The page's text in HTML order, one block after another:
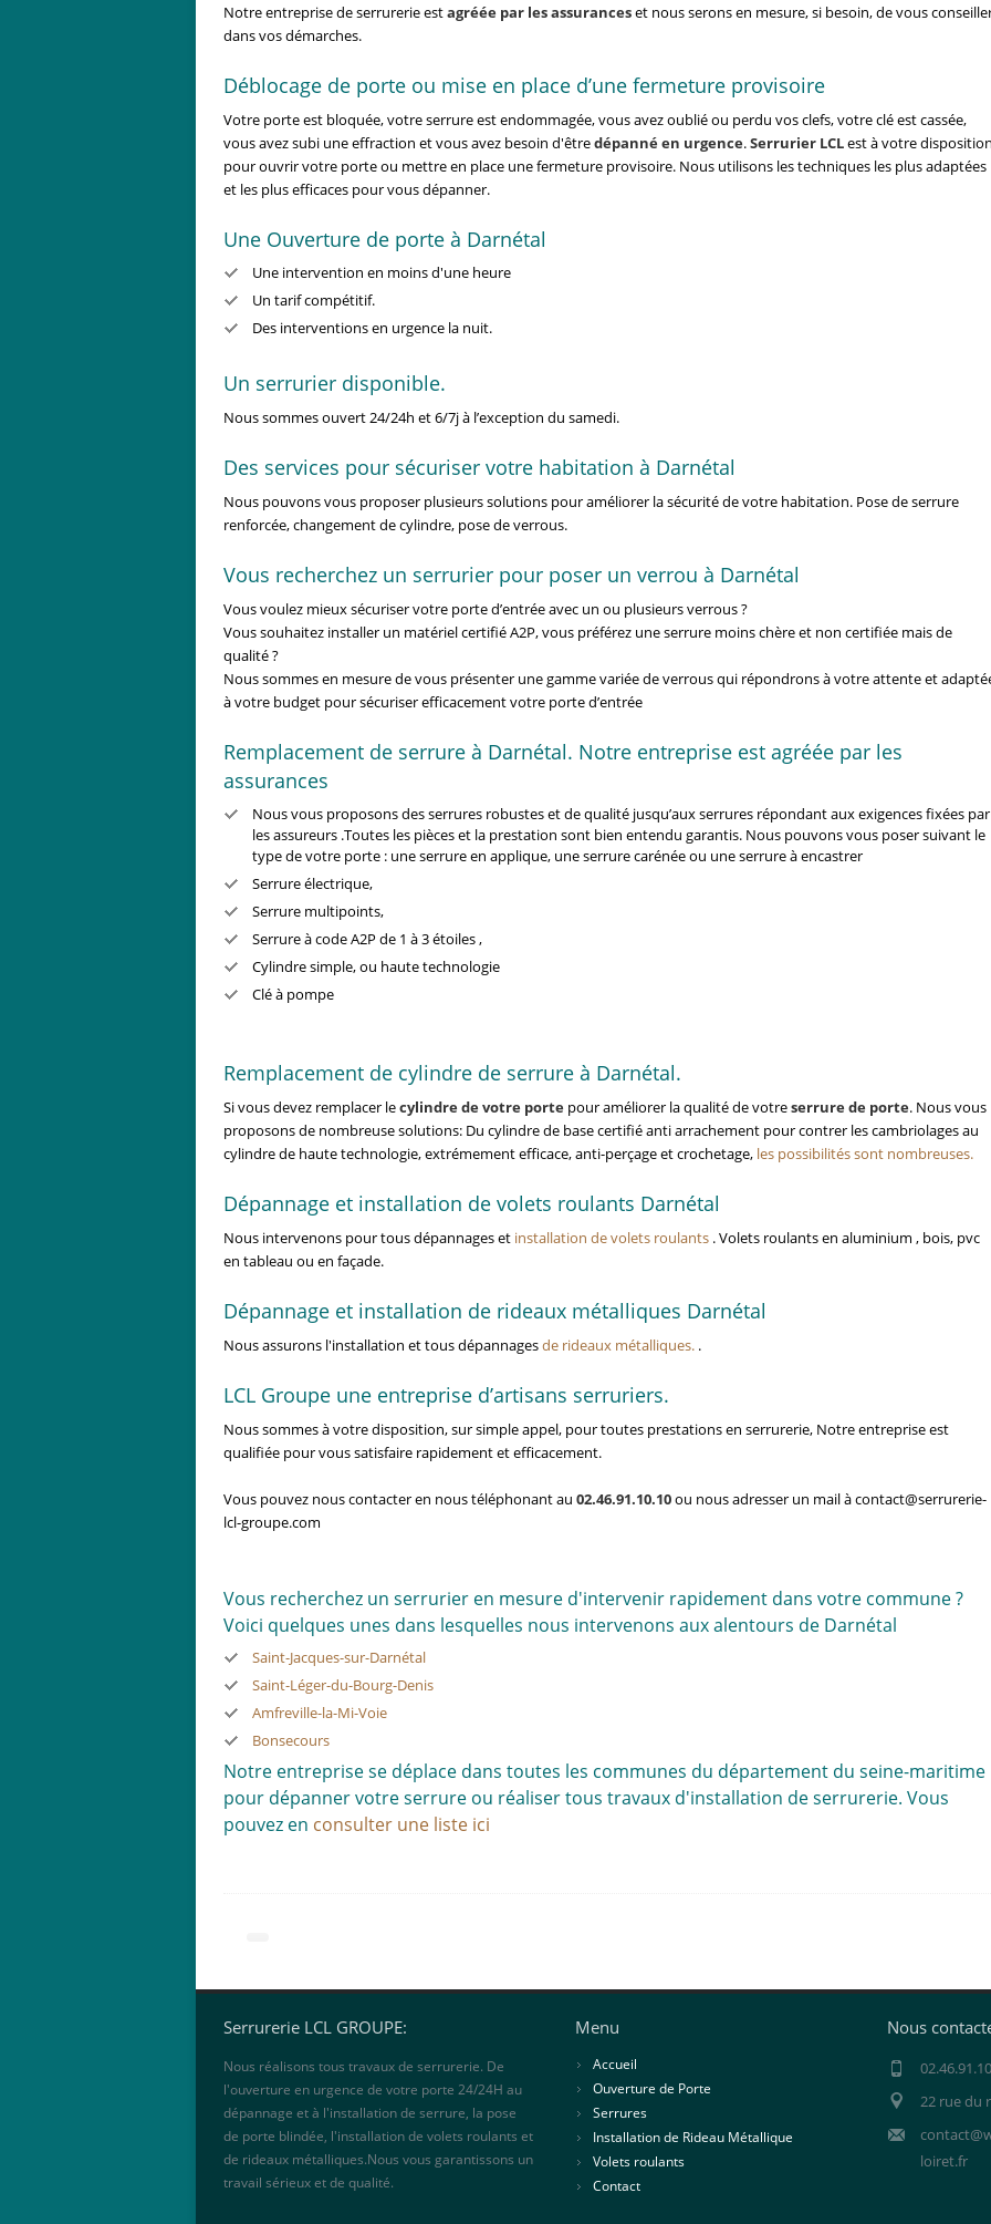
Notre entreprise de serrurerie estagréée par les assuranceset nous serons en mesure, si besoin, de vous
dans vos démarches.
Déblocage de porte ou mise en place d’une fermeture provisoire
Votre porte est bloquée, votre serrure est endommagée, vous avez oublié ou perdu vos clefs, votre clé est cassée,
vous avez subi une effraction et vous avez besoin d'êtredépanné en urgence.Serrurier LCLest à votre
pour ouvrir votre porte ou mettre en place une fermeture provisoire. Nous utilisons les techniques les plus adaptées
et les plus efficaces pour vous dépanner.
Une Ouverture de porte à Darnétal
Une intervention en moins d'une heure
Un tarif compétitif.
Des interventions en urgence la nuit.
Un serrurier disponible.
Nous sommes ouvert 24/24h et 6/7j à l’exception du samedi.
Des services pour sécuriser votre habitation à Darnétal
Nous pouvons vous proposer plusieurs solutions pour améliorer la sécurité de votre habitation. Pose de serrure
renforcée, changement de cylindre, pose de verrous.
Vous recherchez un serrurier pour poser un verrou à Darnétal
Vous voulez mieux sécuriser votre porte d’entrée avec un ou plusieurs verrous ?
Vous souhaitez installer un matériel certifié A2P, vous préférez une serrure moins chère et non certifiée mais de
qualité ?
Nous sommes en mesure de vous présenter une gamme variée de verrous qui répondrons à votre attente et
à votre budget pour sécuriser efficacement votre porte d’entrée
Remplacement de serrure à Darnétal. Notre entreprise est agréée par les
assurances
Nous vous proposons des serrures robustes et de qualité jusqu’aux serrures répondant aux exigences fixées par
les assureurs .Toutes les pièces et la prestation sont bien entendu garantis. Nous pouvons vous poser suivant le
type de votre porte : une serrure en applique, une serrure carénée ou une serrure à encastrer
Serrure électrique,
Serrure multipoints,
Serrure à code A2P de 1 à 3 étoiles ,
Cylindre simple, ou haute technologie
Clé à pompe
Remplacement de cylindre de serrure à Darnétal.
Si vous devez remplacer lecylindre de votre porte pour améliorer la qualité de votreserrure de porte. Nous vous
proposons de nombreuse solutions: Du cylindre de base certifié anti arrachement pour contrer les cambriolages au
cylindre de haute technologie, extrémement efficace, anti-perçage et crochetage, les possibilités sont nombreuses.
Dépannage et installation de volets roulants Darnétal
Nous intervenons pour tous dépannages et installation de volets roulants . Volets roulants en aluminium , bois, pvc
en tableau ou en façade.
Dépannage et installation de rideaux métalliques Darnétal
Nous assurons l'installation et tous dépannagesde rideaux métalliques. .
LCL Groupe une entreprise d’artisans serruriers.
Nous sommes à votre disposition, sur simple appel, pour toutes prestations en serrurerie, Notre entreprise est
qualifiée pour vous satisfaire rapidement et efficacement.
Vous pouvez nous contacter en nous téléphonant au 02.46.91.10.10ou nous adresser un mail à contact@serrurerie-
lcl-groupe.com
Vous recherchez un serrurier en mesure d'intervenir rapidement dans votre commune ?
Voici quelques unes dans lesquelles nous intervenons aux alentours de Darnétal
Saint-Jacques-sur-Darnétal
Saint-Léger-du-Bourg-Denis
Amfreville-la-Mi-Voie
Bonsecours
Notre entreprise se déplace dans toutes les communes du département du seine-maritime
pour dépanner votre serrure ou réaliser tous travaux d'installation de serrurerie. Vous
pouvez en consulter une liste ici
Serrurerie LCL GROUPE:
Nous réalisons tous travaux de serrurerie. De
l'ouverture en urgence de votre porte 24/24H au
dépannage et à l'installation de serrure, la pose
de porte blindée, l'installation de volets roulants et
de rideaux métalliques.Nous vous garantissons un
travail sérieux et de qualité.
Menu
Accueil
Ouverture de Porte
Serrures
Installation de Rideau Métallique
Volets roulants
Contact
Nous
22 rue du
loiret.fr